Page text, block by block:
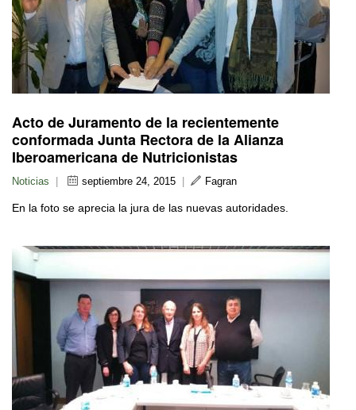
Acto de Juramento de la recientemente
conformada Junta Rectora de la Alianza
Iberoamericana de Nutricionistas
Noticias septiembre 24, 2015 Fagran
En la foto se aprecia la jura de las nuevas autoridades.